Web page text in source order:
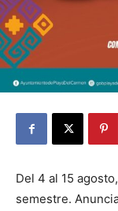
Del 4 al 15
semestre.